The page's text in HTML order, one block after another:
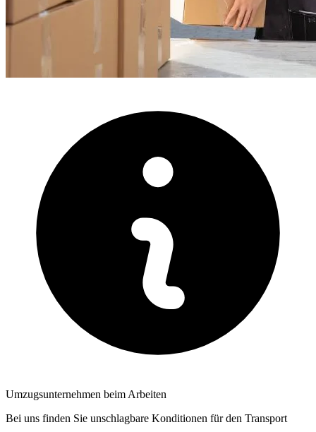
Umzugsunternehmen beim Arbeiten
Bei uns finden Sie unschlagbare Konditionen für den Transport